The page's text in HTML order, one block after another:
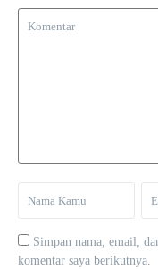
Simpan nama, email,
komentar saya berikutnya.